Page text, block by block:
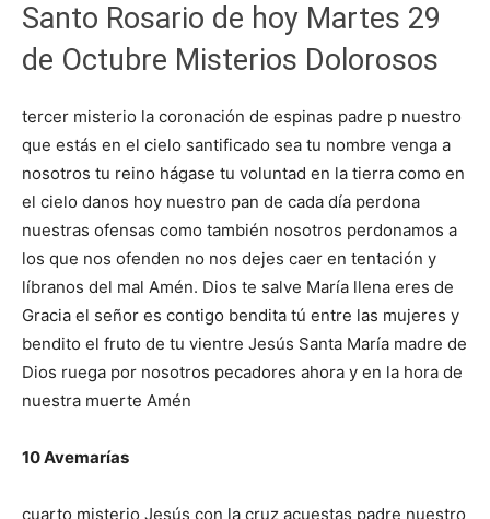
Santo Rosario de hoy Martes 29
de Octubre Misterios Dolorosos
tercer misterio la coronación de espinas padre p nuestro
que estás en el cielo santificado sea tu nombre venga a
nosotros tu reino hágase tu voluntad en la tierra como en
el cielo danos hoy nuestro pan de cada día perdona
nuestras ofensas como también nosotros perdonamos a
los que nos ofenden no nos dejes caer en tentación y
líbranos del mal Amén. Dios te salve María llena eres de
Gracia el señor es contigo bendita tú entre las mujeres y
bendito el fruto de tu vientre Jesús Santa María madre de
Dios ruega por nosotros pecadores ahora y en la hora de
nuestra muerte Amén
10 Avemarías
cuarto misterio Jesús con la cruz acuestas padre nuestro